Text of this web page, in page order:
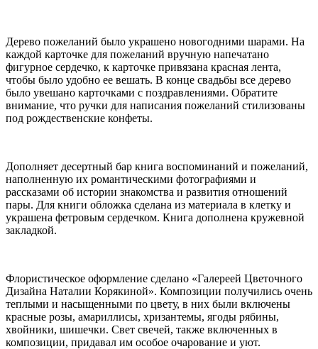
Дерево пожеланий было украшено новогодними шарами. На
каждой карточке для пожеланий вручную напечатано
фигурное сердечко, к карточке привязана красная лента,
чтобы было удобно ее вешать. В конце свадьбы все дерево
было увешано карточками с поздравлениями. Обратите
внимание, что ручки для написания пожеланий стилизованы
под рождественские конфеты.
Дополняет десертный бар книга воспоминаний и пожеланий,
наполненную их романтическими фотографиями и
рассказами об истории знакомства и развития отношений
пары. Для книги обложка сделана из материала в клетку и
украшена фетровым сердечком. Книга дополнена кружевной
закладкой.
Флористическое оформление сделано «Галереей Цветочного
Дизайна Наталии Корякиной». Композиции получились очень
теплыми и насыщенными по цвету, в них были включены
красные розы, амариллисы, хризантемы, ягоды рябины,
хвойники, шишечки. Свет свечей, также включенных в
композиции, придавал им особое очарование и уют.